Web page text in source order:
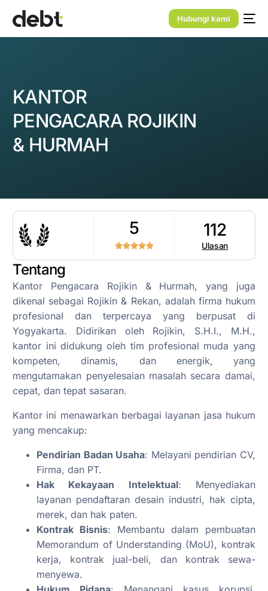
Hubungi kami
KANTOR
PENGACARA ROJIKIN
& HURMAH
5 112
Ulasan
Tentang
Kantor Pengacara Rojikin & Hurmah, yang juga
dikenal sebagai Rojikin & Rekan, adalah firma hukum
profesional dan terpercaya yang berpusat di
Yogyakarta. Didirikan oleh Rojikin, S.H.I., M.H.,
kantor ini didukung oleh tim profesional muda yang
kompeten, dinamis, dan energik, yang
mengutamakan penyelesaian masalah secara damai,
cepat, dan tepat sasaran.
Kantor ini menawarkan berbagai layanan jasa hukum
yang mencakup:
Pendirian Badan Usaha: Melayani pendirian CV,
Firma, dan PT.
Hak Kekayaan Intelektual: Menyediakan
layanan pendaftaran desain industri, hak cipta,
merek, dan hak paten.
Kontrak Bisnis: Membantu dalam pembuatan
Memorandum of Understanding (MoU), kontrak
kerja, kontrak jual-beli, dan kontrak sewa-
menyewa.